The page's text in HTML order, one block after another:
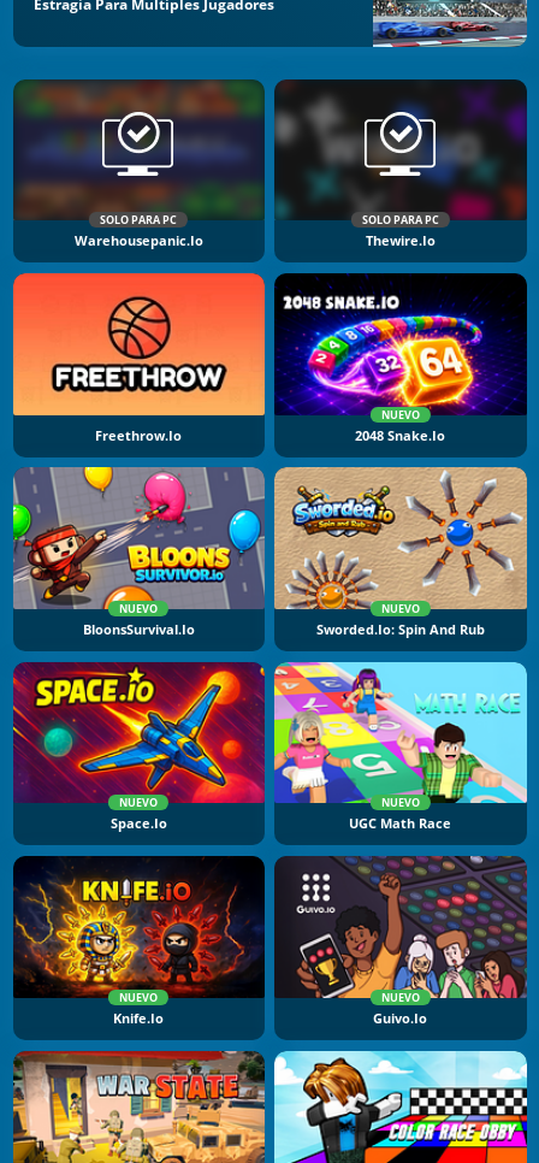
Estragia Para Multiples Jugadores
SOLO PARA PC
Warehousepanic.io
SOLO PARA PC
Thewire.io
Freethrow.io
NUEVO
2048 Snake.io
NUEVO
BloonsSurvival.io
NUEVO
Sworded.io: Spin And Rub
NUEVO
Space.io
NUEVO
UGC Math Race
NUEVO
Knife.io
NUEVO
Guivo.io